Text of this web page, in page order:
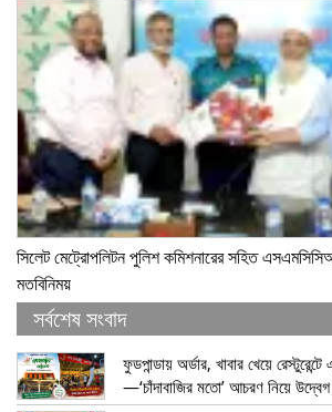
সিলেট মেট্রোপলিটন পুলিশ কমিশনারের সহিত
মতবিনিময়
সর্বশেষ সংবাদ
ফুডপান্ডায় অর্ডার, খাবার খেয়ে
—‘চাঁদাবাজির মতো’ আচরণ নিয়ে উদ্বেগ